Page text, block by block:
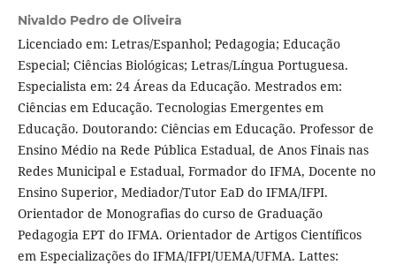
Nivaldo Pedro de Oliveira
Licenciado em: Letras/Espanhol; Pedagogia; Educação
Especial; Ciências Biológicas; Letras/Língua Portuguesa.
Especialista em: 24 Áreas da Educação. Mestrados em:
Ciências em Educação. Tecnologias Emergentes em
Educação. Doutorando: Ciências em Educação. Professor de
Ensino Médio na Rede Pública Estadual, de Anos Finais nas
Redes Municipal e Estadual, Formador do IFMA, Docente no
Ensino Superior, Mediador/Tutor EaD do IFMA/IFPI.
Orientador de Monografias do curso de Graduação
Pedagogia EPT do IFMA. Orientador de Artigos Científicos
em Especializações do IFMA/IFPI/UEMA/UFMA. Lattes: